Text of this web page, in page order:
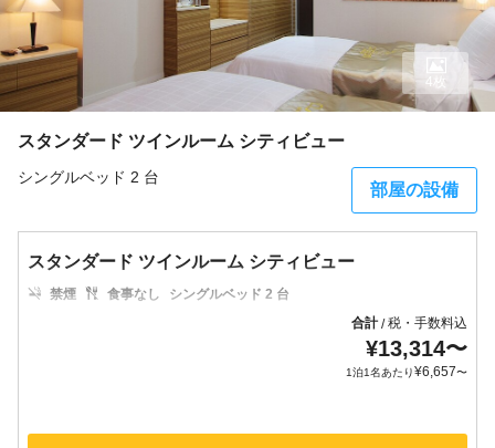
スタンダード ツインルーム シティビュー
シングルベッド 2 台
部屋の設備
スタンダード ツインルーム シティビュー
禁煙 食事なし
シングルベッド 2 台
合計/税・手数料込
¥13,314〜
1泊1名あたり¥6,657〜